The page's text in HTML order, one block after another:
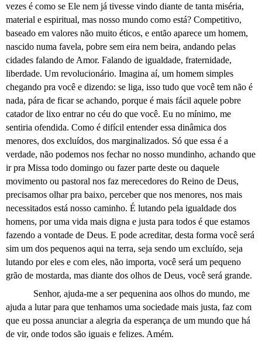
vezes é como se Ele nem já tivesse vindo diante de tanta miséria,
material e espiritual, mas nosso mundo como está? Competitivo,
baseado em valores não muito éticos, e então aparece um homem,
nascido numa favela, pobre sem eira nem beira, andando pelas
cidades falando de Amor. Falando de igualdade, fraternidade,
liberdade. Um revolucionário. Imagina aí, um homem simples
chegando pra você e dizendo: se liga, isso tudo que você tem não é
nada, pára de ficar se achando, porque é mais fácil aquele pobre
catador de lixo entrar no céu do que você. Eu no mínimo, me
sentiria ofendida. Como é difícil entender essa dinâmica dos
menores, dos excluídos, dos marginalizados. Só que essa é a
verdade, não podemos nos fechar no nosso mundinho, achando que
ir pra Missa todo domingo ou fazer parte deste ou daquele
movimento ou pastoral nos faz merecedores do Reino de Deus,
precisamos olhar pra baixo, perceber que nos menores, nos mais
necessitados está nosso caminho. É lutando pela igualdade dos
homens, por uma vida mais digna e justa para todos é que estamos
fazendo a vontade de Deus. E pode acreditar, desta forma você será
sim um dos pequenos aqui na terra, seja sendo um excluído, seja
lutando por eles e com eles, não importa, você será um pequeno
grão de mostarda, mas diante dos olhos de Deus, você será grande.
Senhor, ajuda-me a ser pequenina aos olhos do mundo, me
ajuda a lutar para que tenhamos uma sociedade mais justa, faz com
que eu possa anunciar a alegria da esperança de um mundo que há
de vir, onde todos são iguais e felizes. Amém.